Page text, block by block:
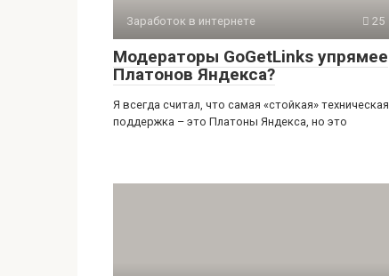
Заработок в интернете 25
Модераторы GoGetLinks упрямее
Платонов Яндекса?
Я всегда считал, что самая «стойкая» техническая
поддержка – это Платоны Яндекса, но это